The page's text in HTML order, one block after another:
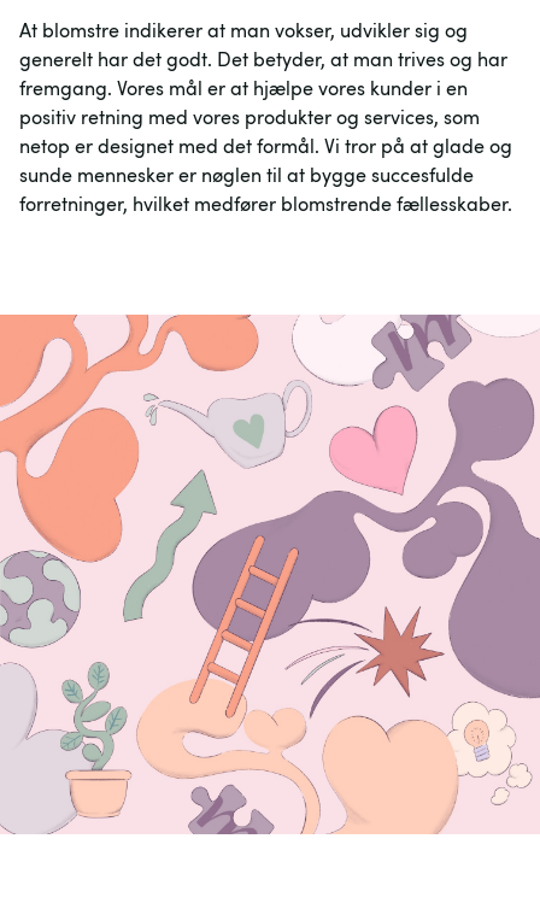
At blomstre indikerer at man vokser, udvikler sig og
generelt har det godt. Det betyder, at man trives og har
fremgang. Vores mål er at hjælpe vores kunder i en
positiv retning med vores produkter og services, som
netop er designet med det formål. Vi tror på at glade og
sunde mennesker er nøglen til at bygge succesfulde
forretninger, hvilket medfører blomstrende fællesskaber.